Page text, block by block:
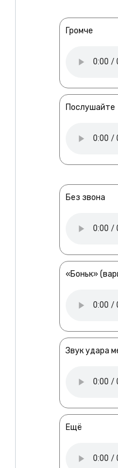
Громче
Послушайте
Без звона
«Боньк»
Звук удара
Ещё